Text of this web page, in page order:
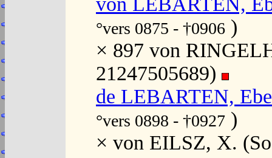
°vers 0875 - †0906 )
× 897 von
21247505689)
de LEBARTEN,
°vers 0898 - †0927 )
× von EILSZ, X.